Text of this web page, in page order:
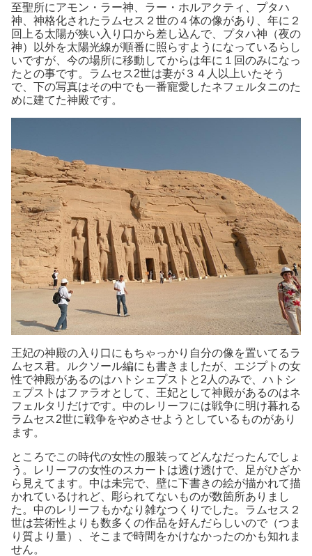
至聖所にアモン・ラー神、ラー・ホルアクティ、プタハ
神、神格化されたラムセス２世の４体の像があり、年に２
回上る太陽が狭い入り口から差し込んで、プタハ神（夜の
神）以外を太陽光線が順番に照らすようになっているらし
いですが、今の場所に移動してからは年に１回のみになっ
たとの事です。ラムセス2世は妻が３４人以上いたそう
で、下の写真はその中でも一番寵愛したネフェルタニのた
めに建てた神殿です。
王妃の神殿の入り口にもちゃっかり自分の像を置いてるラ
ムセス君。ルクソール編にも書きましたが、エジプトの女
性で神殿があるのはハトシェプストと2人のみで、ハトシ
ェプストはファラオとして、王妃として神殿があるのはネ
フェルタリだけです。中のレリーフには戦争に明け暮れる
ラムセス2世に戦争をやめさせようとしているものがあり
ます。
ところでこの時代の女性の服装ってどんなだったんでしょ
う。レリーフの女性のスカートは透け透けで、足がひざか
ら見えてます。中は未完で、壁に下書きの絵が描かれて描
かれているけれど、彫られてないものが数箇所ありまし
た。中のレリーフもかなり雑なつくりでした。ラムセス２
世は芸術性よりも数多くの作品を好んだらしいので（つま
り質より量）、そこまで時間をかけなかったのかも知れま
せん。